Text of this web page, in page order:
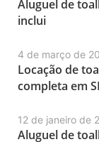
Aluguel de
inclui
4 de março de
Locação de
completa em
12 de janeiro de
Aluguel de